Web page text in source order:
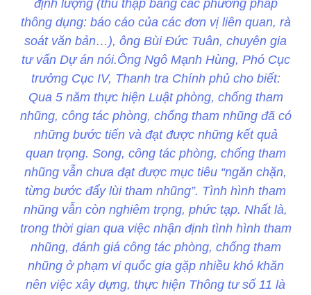
định lượng (thu thập bằng các phương pháp
thông dụng: báo cáo của các đơn vị liên quan, rà
soát văn bản…), ông Bùi Đức Tuân, chuyên gia
tư vấn Dự án nói.Ông Ngô Mạnh Hùng, Phó Cục
trưởng Cục IV, Thanh tra Chính phủ cho biết:
Qua 5 năm thực hiện Luật phòng, chống tham
nhũng, công tác phòng, chống tham nhũng đã có
những bước tiến và đạt được những kết quả
quan trọng. Song, công tác phòng, chống tham
nhũng vẫn chưa đạt được mục tiêu “ngăn chặn,
từng bước đẩy lùi tham nhũng”. Tình hình tham
nhũng vẫn còn nghiêm trọng, phức tạp. Nhất là,
trong thời gian qua việc nhận định tình hình tham
nhũng, đánh giá công tác phòng, chống tham
nhũng ở phạm vi quốc gia gặp nhiều khó khăn
nên việc xây dựng, thực hiện Thông tư số 11 là